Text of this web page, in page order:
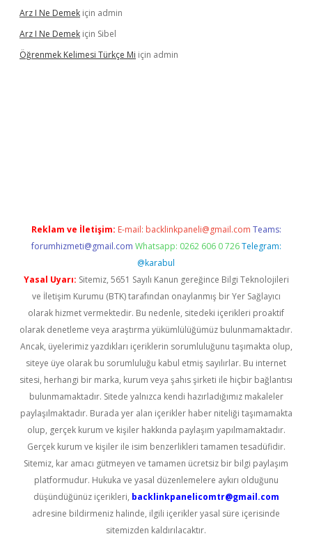
Arz I Ne Demek için admin
Arz I Ne Demek için Sibel
Öğrenmek Kelimesi Türkçe Mi için admin
Reklam ve İletişim: E-mail: backlinkpaneli@gmail.com Teams:
forumhizmeti@gmail.com Whatsapp: 0262 606 0 726 Telegram:
@karabul
Yasal Uyarı: Sitemiz, 5651 Sayılı Kanun gereğince Bilgi Teknolojileri
ve İletişim Kurumu (BTK) tarafından onaylanmış bir Yer Sağlayıcı
olarak hizmet vermektedir. Bu nedenle, sitedeki içerikleri proaktif
olarak denetleme veya araştırma yükümlülüğümüz bulunmamaktadır.
Ancak, üyelerimiz yazdıkları içeriklerin sorumluluğunu taşımakta olup,
siteye üye olarak bu sorumluluğu kabul etmiş sayılırlar. Bu internet
sitesi, herhangi bir marka, kurum veya şahıs şirketi ile hiçbir bağlantısı
bulunmamaktadır. Sitede yalnızca kendi hazırladığımız makaleler
paylaşılmaktadır. Burada yer alan içerikler haber niteliği taşımamakta
olup, gerçek kurum ve kişiler hakkında paylaşım yapılmamaktadır.
Gerçek kurum ve kişiler ile isim benzerlikleri tamamen tesadüfidir.
Sitemiz, kar amacı gütmeyen ve tamamen ücretsiz bir bilgi paylaşım
platformudur. Hukuka ve yasal düzenlemelere aykırı olduğunu
düşündüğünüz içerikleri, backlinkpanelicomtr@gmail.com
adresine bildirmeniz halinde, ilgili içerikler yasal süre içerisinde
sitemizden kaldırılacaktır.